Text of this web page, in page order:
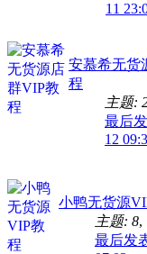
11
安慕希无货
程
主题:
最后
12
小鸭无货源
主题: 8,
最后发